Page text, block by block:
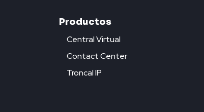
Productos
Central Virtual
Contact Center
Troncal IP